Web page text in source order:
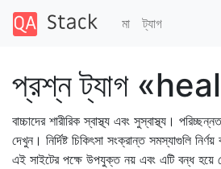
মা ট্যাগ
প্রশ্ন ট্যাগ
বাচ্চাদের শারীরিক স্বাস্থ্য এবং সুস্বাস্থ্য।
দেখুন। নির্দিষ্ট চিকিৎসা সংক্রান্ত সমস্যাগুলি নির্ণয়
এই সাইটের পক্ষে উপযুক্ত নয় এবং এটি বন্ধ হয়ে